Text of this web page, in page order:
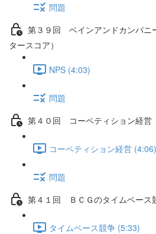
問題
第３９回 ベインアンドカンパニ
タースコア）
NPS (4:03)
問題
第４０回 コーペティション経営
コーペティション経営 (4:06)
問題
第４１回 ＢＣＧのタイムベース
タイムベース競争 (5:33)